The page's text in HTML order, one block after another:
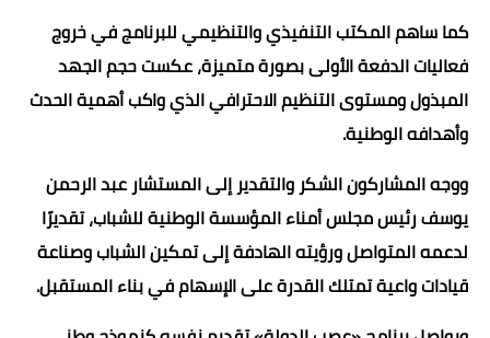
كما ساهم المكتب التنفيذي والتنظيمي للبرنامج في خروج
فعاليات الدفعة الأولى بصورة متميزة، عكست حجم الجهد
المبذول ومستوى التنظيم الاحترافي الذي واكب أهمية الحدث
وأهدافه الوطنية.
ووجه المشاركون الشكر والتقدير إلى المستشار عبد الرحمن
يوسف رئيس مجلس أمناء المؤسسة الوطنية للشباب، تقديرًا
لدعمه المتواصل ورؤيته الهادفة إلى تمكين الشباب وصناعة
قيادات واعية تمتلك القدرة على الإسهام في بناء المستقبل.